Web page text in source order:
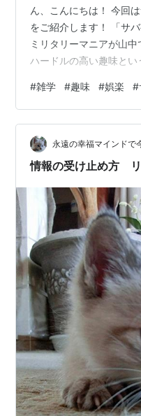
ん、こんにちは！ 今回
をご紹介します！ 「サ
ミリタリーマニアが山
ハードルの高い趣味と
暖房完備の清潔な室内ス
も遊べるスタイリッシ
や女性を中心に爆発的
今回は、日常のストレス
ら、実は非常に紳士的な
#雑学 #趣味 #娯楽 #
永遠の幸福マインドで
情報の受け止め方